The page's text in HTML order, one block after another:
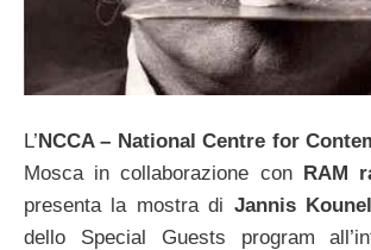
L’ NCCA – National Centre for
Mosca in collaborazione con
RAM
presenta la mostra di Jannis
dello Special Guests program